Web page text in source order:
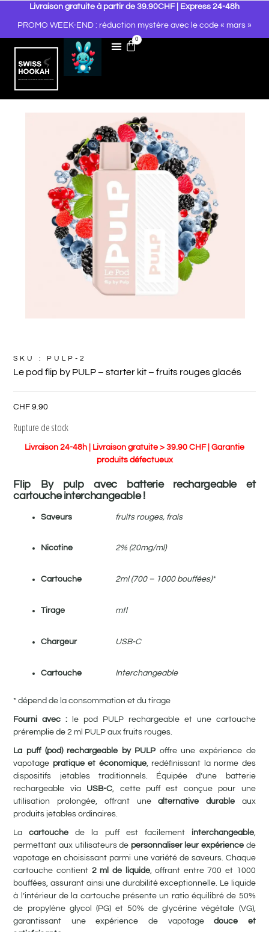
Livraison gratuite à partir de 39.90CHF | Express 24-48h
PROMO WEEK-END : réduction mystère avec le code « mars »
0
SKU : PULP-2
Le pod flip by PULP – starter kit – fruits rouges glacés
CHF 9.90
Rupture de stock
Livraison 24-48h | Livraison gratuite > 39.90 CHF | Garantie
produits défectueux
Flip By pulp avec batterie rechargeable et
cartouche interchangeable !
Saveurs fruits rouges, frais
Nicotine 2% (20mg/ml)
Cartouche 2ml (700 – 1000 bouffées)*
Tirage mtl
Chargeur USB-C
Cartouche Interchangeable
* dépend de la consommation et du tirage
Fourni avec : le pod PULP rechargeable et une cartouche
préremplie de 2 ml PULP aux fruits rouges.
La puff (pod) rechargeable by PULP offre une expérience de
vapotage pratique et économique, redéfinissant la norme des
dispositifs jetables traditionnels. Équipée d’une batterie
rechargeable viaUSB-C , cette puff est conçue pour une
utilisation prolongée, offrant unealternative durableaux
produits jetables ordinaires.
Lacartouche de la puff est facilementinterchangeable,
permettant aux utilisateurs de personnaliser leur expérience de
vapotage en choisissant parmi une variété de saveurs. Chaque
cartouche contient 2 ml de liquide, offrant entre 700 et 1000
bouffées, assurant ainsi une durabilité exceptionnelle. Le liquide
à l’intérieur de la cartouche présente un ratio équilibré de 50%
de propylène glycol (PG) et 50% de glycérine végétale (VG),
garantissant une expérience de vapotagedouce et